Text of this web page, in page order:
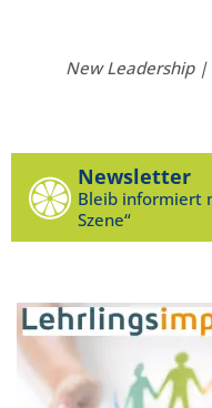
New Leadership
Newsletter
Bleib informiert
Szene“